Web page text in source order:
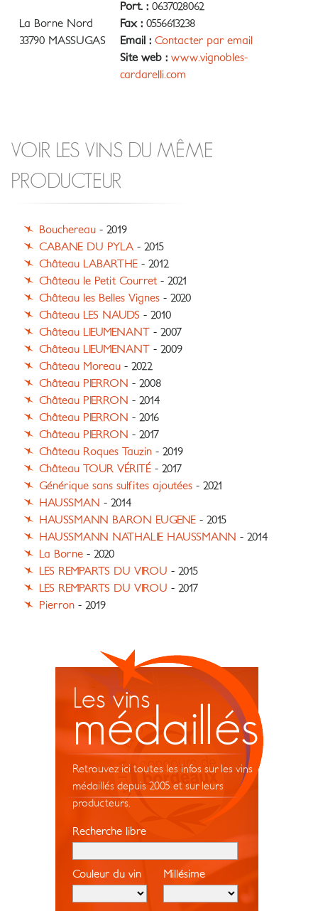
La Borne Nord
33790 MASSUGAS
Port. : 0637028062
Fax : 0556613238
Email : Contacter par email
Site web : www.vignobles-
cardarelli.com
VOIR LES VINS DU MÊME
PRODUCTEUR
Bouchereau - 2019
CABANE DU PYLA - 2015
Château LABARTHE - 2012
Château le Petit Courret - 2021
Château les Belles Vignes - 2020
Château LES NAUDS - 2010
Château LIEUMENANT - 2007
Château LIEUMENANT - 2009
Château Moreau - 2022
Château PIERRON - 2008
Château PIERRON - 2014
Château PIERRON - 2016
Château PIERRON - 2017
Château Roques Tauzin - 2019
Château TOUR VÉRITÉ - 2017
Générique sans sulfites ajoutées - 2021
HAUSSMAN - 2014
HAUSSMANN BARON EUGENE - 2015
HAUSSMANN NATHALIE HAUSSMANN - 2014
La Borne - 2020
LES REMPARTS DU VIROU - 2015
LES REMPARTS DU VIROU - 2017
Pierron - 2019
Les vins
médaillés
Retrouvez ici toutes les infos sur les vins
médaillés depuis 2005 et sur leurs
producteurs.
Recherche libre
Couleur du vin Millésime